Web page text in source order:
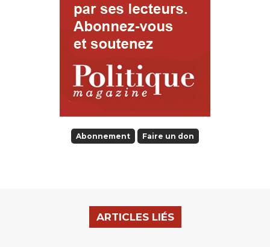
Abonnement Faire un don
ARTICLES LIÉS